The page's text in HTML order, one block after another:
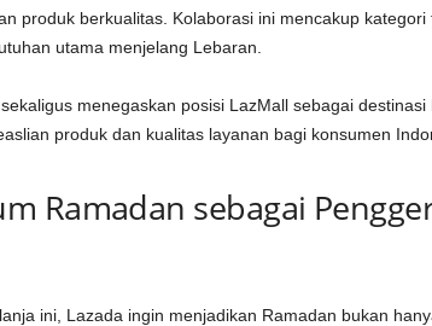
produk berkualitas. Kolaborasi ini mencakup
utama menjelang Lebaran.
menegaskan posisi LazMall sebagai destinasi
produk dan kualitas layanan bagi konsumen
Ramadan sebagai
ini, Lazada ingin menjadikan Ramadan bukan